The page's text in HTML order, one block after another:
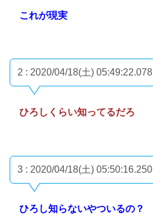
これが現実
2 : 2020/04/18(土) 05:49:22.078
ひろしくらい知ってるだろ
3 : 2020/04/18(土) 05:50:16.250
ひろし知らないやついるの？